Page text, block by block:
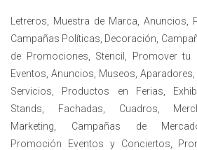
Letreros, Muestra de Marca, Anuncios,
Campañas Políticas, Decoración,
de Promociones, Stencil, Promover tu
Eventos, Anuncios, Museos,
Servicios, Productos en Ferias,
Stands, Fachadas, Cuadros,
Marketing, Campañas de
Promoción Eventos y Conciertos,